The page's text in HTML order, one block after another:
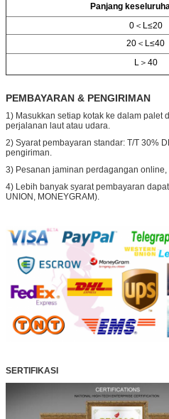
Panjang
0＜L≤20
20＜L≤40
L＞40
PEMBAYARAN & PENGIRIMAN
1) Masukkan setiap kotak ke dalam palet
perjalanan laut atau udara.
2) Syarat pembayaran standar: T/T 30%
pengiriman.
3) Pesanan jaminan perdagangan
4) Lebih banyak syarat pembayaran
UNION, MONEYGRAM).
SERTIFIKASI